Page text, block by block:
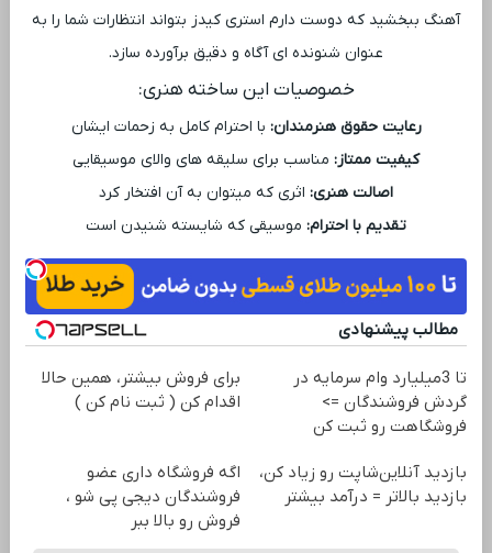
آهنگ ببخشید که دوست دارم استری کیدز بتواند انتظارات شما را به
عنوان شنونده ‌ای آگاه و دقیق برآورده سازد.
خصوصیات این ساخته هنری:
رعایت حقوق هنرمندان: با احترام کامل به زحمات ایشان
کیفیت ممتاز: مناسب برای سلیقه ‌های والای موسیقایی
اصالت هنری: اثری که میتوان به آن افتخار کرد
تقدیم با احترام: موسیقی که شایسته شنیدن است
مطالب پیشنهادی
تا 3میلیارد وام سرمایه در
گردش فروشندگان =>
فروشگاهت رو ثبت کن
برای فروش بیشتر، همین حالا
اقدام کن ( ثبت نام کن )
بازدید آنلاین‌شاپت رو زیاد کن،
بازدید بالاتر = درآمد بیشتر
اگه فروشگاه داری عضو
فروشندگان دیجی پی شو ،
فروش رو بالا ببر